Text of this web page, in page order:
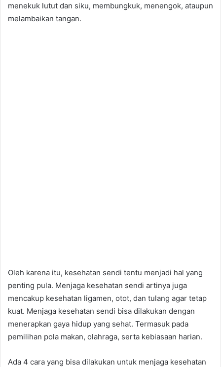
menekuk lutut dan siku, membungkuk, menengok, ataupun
melambaikan tangan.
Oleh karena itu, kesehatan sendi tentu menjadi hal yang
penting pula. Menjaga kesehatan sendi artinya juga
mencakup kesehatan ligamen, otot, dan tulang agar tetap
kuat. Menjaga kesehatan sendi bisa dilakukan dengan
menerapkan gaya hidup yang sehat. Termasuk pada
pemilihan pola makan, olahraga, serta kebiasaan harian.
Ada 4 cara yang bisa dilakukan untuk menjaga kesehatan